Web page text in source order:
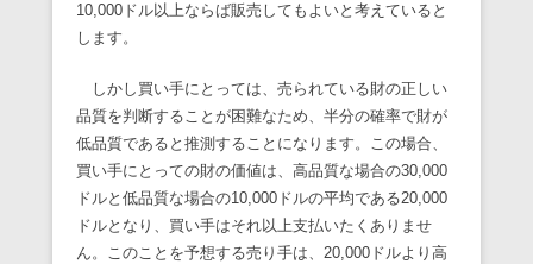
10,000ドル以上ならば販売してもよいと考えていると
します。
しかし買い手にとっては、売られている財の正しい
品質を判断することが困難なため、半分の確率で財が
低品質であると推測することになります。この場合、
買い手にとっての財の価値は、高品質な場合の30,000
ドルと低品質な場合の10,000ドルの平均である20,000
ドルとなり、買い手はそれ以上支払いたくありませ
ん。このことを予想する売り手は、20,000ドルより高